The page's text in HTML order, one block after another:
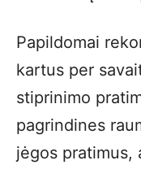
Papildomai
kartus per
stiprinimo
pagrindines
jėgos pratimus,